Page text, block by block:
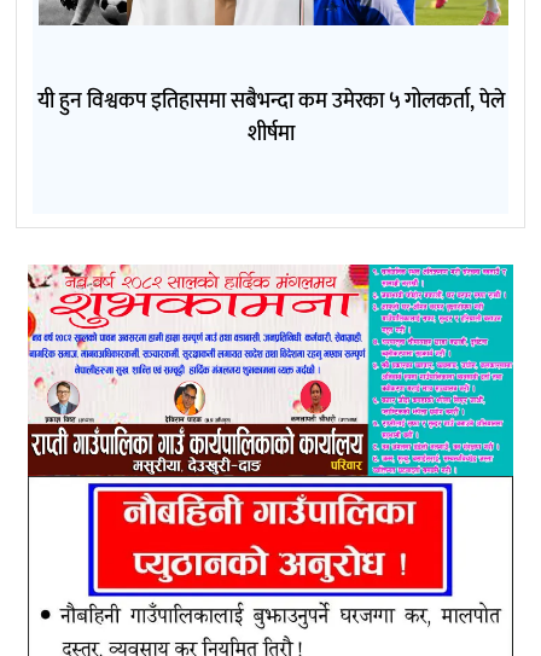
यी हुन विश्वकप इतिहासमा सबैभन्दा कम उमेरका ५ गोलकर्ता, पेले
शीर्षमा